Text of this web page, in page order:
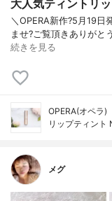
大人気ティントリ
＼OPERA新作?5月19日
ませ? ご覧頂きありがと
続きを見る
OPERA(オペラ)
リップティント
メグ